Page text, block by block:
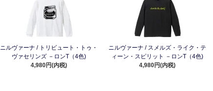
ニルヴァーナ / トリビュート・トゥ・
ヴァセリンズ －ロンT（4色)
4,980円(内税)
ニルヴァーナ / スメルズ・ライク・テ
ィーン・スピリット －ロンT（4色)
4,980円(内税)